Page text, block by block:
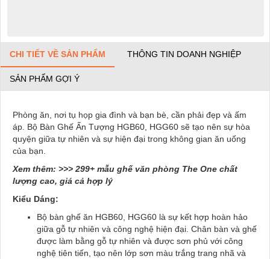
CHI TIẾT VỀ SẢN PHẨM THÔNG TIN DOANH NGHIỆP
SẢN PHẨM GỢI Ý
Phòng ăn, nơi tụ họp gia đình và bạn bè, cần phải đẹp và ấm
áp. Bộ Bàn Ghế Ấn Tượng HGB60, HGG60 sẽ tạo nên sự hòa
quyện giữa tự nhiên và sự hiện đại trong không gian ăn uống
của bạn.
Xem thêm: >>> 299+ mẫu ghế văn phòng The One chất
lượng cao, giá cả hợp lý
Kiểu Dáng:
Bộ bàn ghế ăn HGB60, HGG60 là sự kết hợp hoàn hảo
giữa gỗ tự nhiên và công nghệ hiện đại. Chân bàn và ghế
được làm bằng gỗ tự nhiên và được sơn phủ với công
nghệ tiên tiến, tạo nên lớp sơn màu trắng trang nhã và